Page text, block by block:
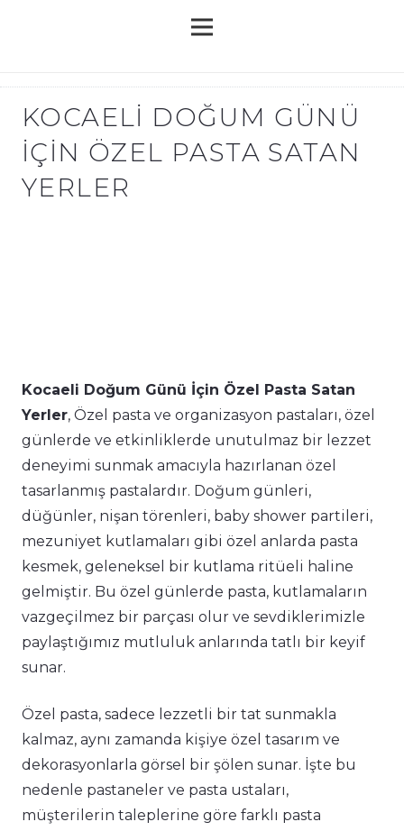
KOCAELI DOĞUM GÜNÜ
İÇIN ÖZEL PASTA SATAN
YERLER
Kocaeli Doğum Günü İçin Özel Pasta Satan
Yerler, Özel pasta ve organizasyon pastaları, özel
günlerde ve etkinliklerde unutulmaz bir lezzet
deneyimi sunmak amacıyla hazırlanan özel
tasarlanmış pastalardır. Doğum günleri,
düğünler, nişan törenleri, baby shower partileri,
mezuniyet kutlamaları gibi özel anlarda pasta
kesmek, geleneksel bir kutlama ritüeli haline
gelmiştir. Bu özel günlerde pasta, kutlamaların
vazgeçilmez bir parçası olur ve sevdiklerimizle
paylaştığımız mutluluk anlarında tatlı bir keyif
sunar.
Özel pasta, sadece lezzetli bir tat sunmakla
kalmaz, aynı zamanda kişiye özel tasarım ve
dekorasyonlarla görsel bir şölen sunar. İşte bu
nedenle pastaneler ve pasta ustaları,
müşterilerin taleplerine göre farklı pasta